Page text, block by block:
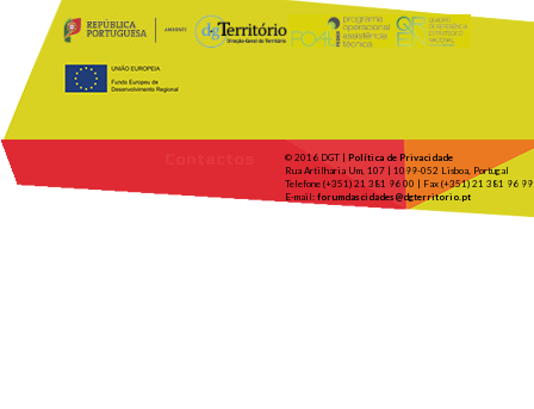
© 2016 DGT | Política de Privacidade
Rua Artilharia Um, 107 | 1099-052 Lisboa, Portugal
Telefone (+351) 21 381 96 00 | Fax (+351) 21 381 96 99
E-mail: forumdascidades@dgterritorio.pt